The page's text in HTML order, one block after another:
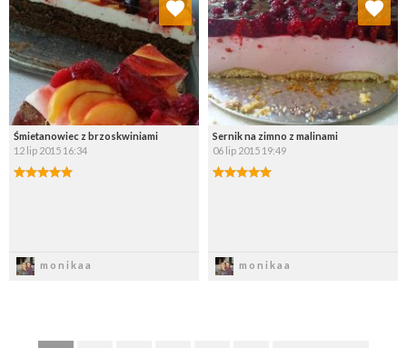
Śmietanowiec z brzoskwiniami
12 lip 2015 16:34
monikaa
Wybierz listę:
Sernik na zimno z malinami
06 lip 2015 19:49
monikaa
Wybierz listę: